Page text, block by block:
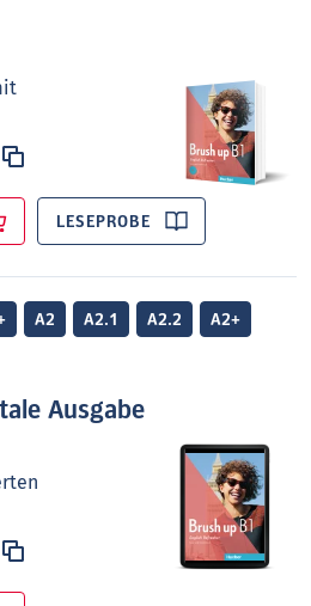
LESEPROBE
A2 A2.1 A2.2 A2+
Ausgabe